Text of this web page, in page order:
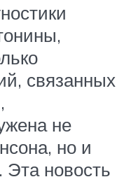
связанных
не
но и
Эта новость